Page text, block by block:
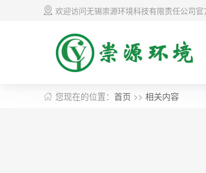
欢迎访问无锡崇源环境科技有限责任公司官
您现在的位置： 首页 >> 相关内容